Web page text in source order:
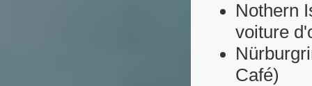
Nothern
voiture
Café)